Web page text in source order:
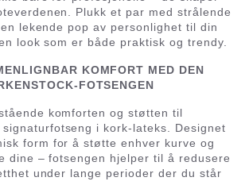
Plukk et par med strålende
lekende pop av personlighet til din
look som er både praktisk og trendy.
KOMFORT MED DEN
FOTSENGEN
komforten og støtten til
signaturfotseng i kork-lateks. Designet
form for å støtte enhver kurve og
dine – fotsengen hjelper til å redusere
under lange perioder der du står